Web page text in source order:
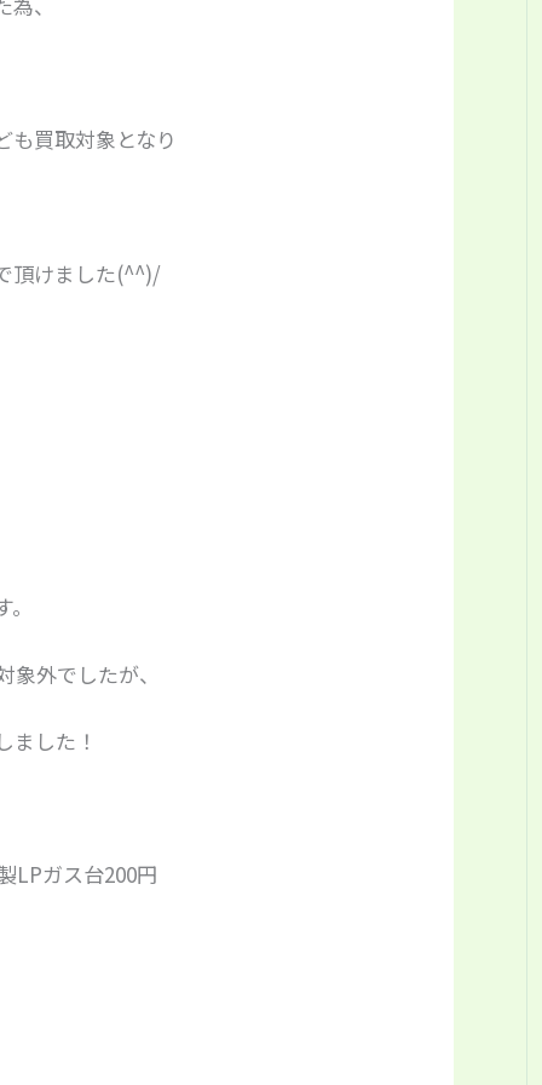
も買取対象となり
頂けました(^^)/
外でしたが、
ました！
LPガス台200円